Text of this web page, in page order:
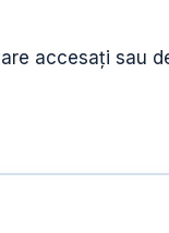
accesați sau